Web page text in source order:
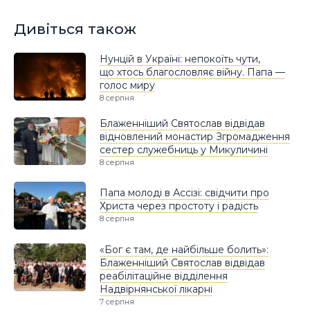
Дивіться також
Нунцій в Україні: непокоїть чути,
що хтось благословляє війну. Папа —
голос миру
8 серпня
Блаженніший Святослав відвідав
відновлений монастир Згромадження
сестер служебниць у Микуличині
8 серпня
Папа молоді в Ассізі: свідчити про
Христа через простоту і радість
8 серпня
«Бог є там, де найбільше болить»:
Блаженніший Святослав відвідав
реабілітаційне відділення
Надвірнянської лікарні
7 серпня